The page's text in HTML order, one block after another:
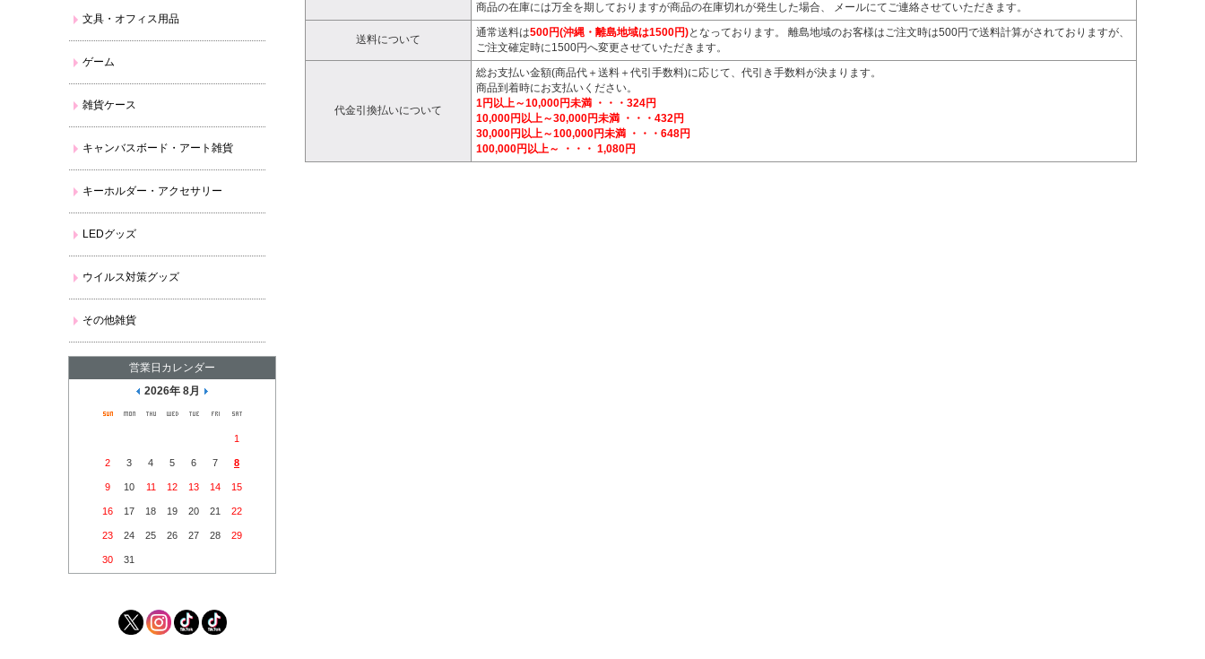
文具・オフィス用品
ゲーム
雑貨ケース
キャンバスボード・アート雑貨
キーホルダー・アクセサリー
LEDグッズ
ウイルス対策グッズ
その他雑貨
営業日カレンダー
2026年 8月
1
2 3 4 5 6 7 8
9 10 11 12 13 14 15
16 17 18 19 20 21 22
23 24 25 26 27 28 29
30 31
商品の在庫には万全を期しておりますが商品の在庫切れが発生した場合、 メールにてご連絡させていただきます。
送料について
通常送料は500円(沖縄・離島地域は1500円)となっております。 離島地域のお客様はご注文時は500円で送料計算がされておりますが、
ご注文確定時に1500円へ変更させていただきます。
代金引換払いについて
総お支払い金額(商品代＋送料＋代引手数料)に応じて、代引き手数料が決まります。
商品到着時にお支払いください。
1円以上～10,000円未満 ・・・324円
10,000円以上～30,000円未満 ・・・432円
30,000円以上～100,000円未満 ・・・648円
100,000円以上～ ・・・ 1,080円